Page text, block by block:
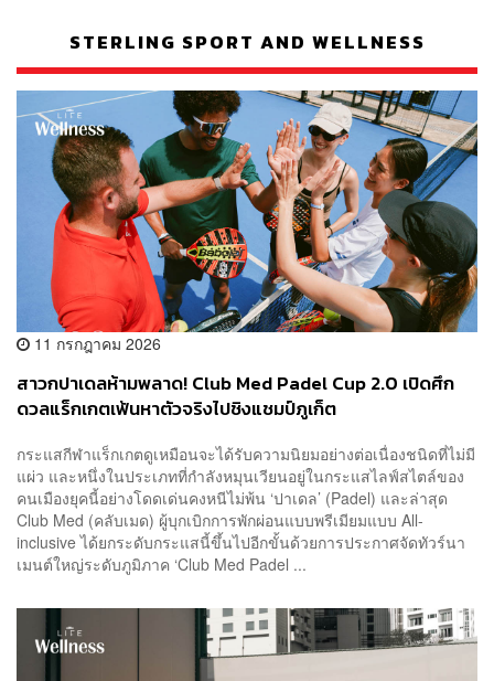
STERLING SPORT AND WELLNESS
11 กรกฎาคม 2026
สาวกปาเดลห้ามพลาด! Club Med Padel Cup 2.0 เปิดศึก
ดวลแร็กเกตเฟ้นหาตัวจริงไปชิงแชมป์ภูเก็ต
กระแสกีฬาแร็กเกตดูเหมือนจะได้รับความนิยมอย่างต่อเนื่องชนิดที่ไม่มี
แผ่ว และหนึ่งในประเภทที่กำลังหมุนเวียนอยู่ในกระแสไลฟ์สไตล์ของ
คนเมืองยุคนี้อย่างโดดเด่นคงหนีไม่พ้น ‘ปาเดล’ (Padel) และล่าสุด
Club Med (คลับเมด) ผู้บุกเบิกการพักผ่อนแบบพรีเมียมแบบ All-
inclusive ได้ยกระดับกระแสนี้ขึ้นไปอีกขั้นด้วยการประกาศจัดทัวร์นา
เมนต์ใหญ่ระดับภูมิภาค ‘Club Med Padel ...